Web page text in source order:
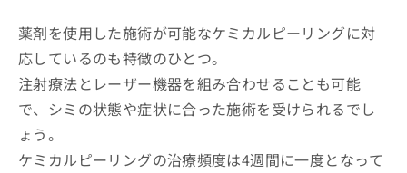
薬剤を使用した施術が可能なケミカルピーリングに対
応しているのも特徴のひとつ。
注射療法とレーザー機器を組み合わせることも可能
で、シミの状態や症状に合った施術を受けられるでし
ょう。
ケミカルピーリングの治療頻度は4週間に一度となって